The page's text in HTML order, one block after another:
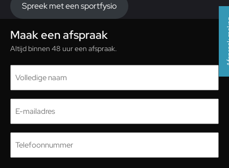
Spreek met een sportfysio
Maak een afspraak
Altijd binnen 48 uur een afspraak.
mailadres